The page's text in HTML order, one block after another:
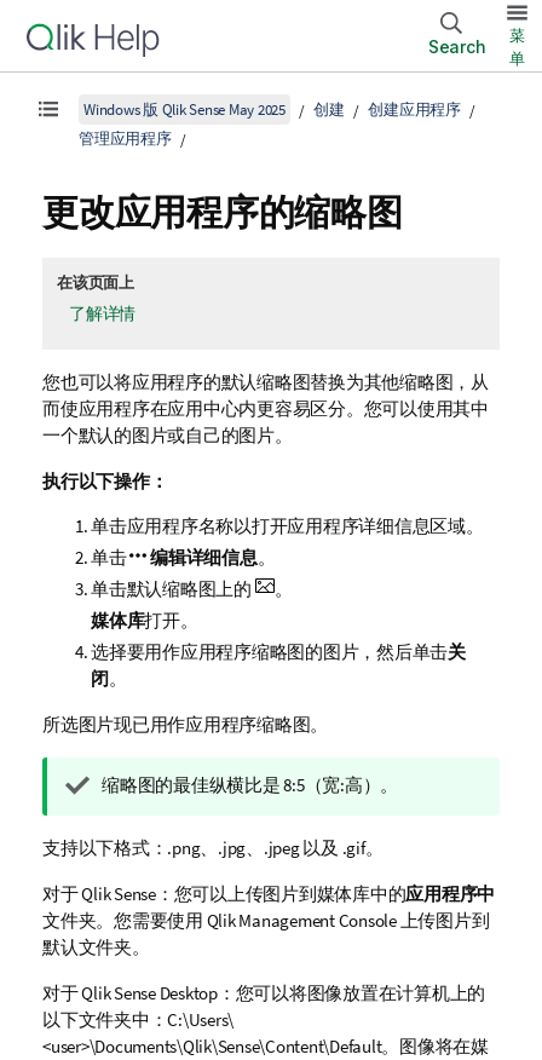
Search
菜
单
Windows 版 Qlik Sense May 2025 创建
创建应用程序
管理应用程序
更改应用程序的缩略图
在该页面上
了解详情
您也可以将应用程序的默认缩略图替换为其他缩略图，从
而使应用程序在应用中心内更容易区分。您可以使用其中
一个默认的图片或自己的图片。
执行以下操作：
单击应用程序名称以打开应用程序详细信息区域。
单击
编辑详细信息。
单击默认缩略图上的
。
媒体库打开。
选择要用作应用程序缩略图的图片，然后单击关
闭。
所选图片现已用作应用程序缩略图。
提
注
释
缩略图的最佳纵横比是 8:5（宽:高）。
支持以下格式：.png、.jpg、.jpeg以及 .gif。
对于Qlik Sense：您可以上传图片到媒体库中的应用程序中
文件夹。您需要使用 Qlik Management Console上传图片到
默认文件夹。
对于Qlik Sense Desktop：您可以将图像放置在计算机上的
以下文件夹中：C:\Users\
<user>\Documents\Qlik\Sense\Content\Default。图像将在媒